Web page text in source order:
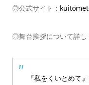
◎公式サイト：
◎舞台挨拶について詳し
『私をくいとめて